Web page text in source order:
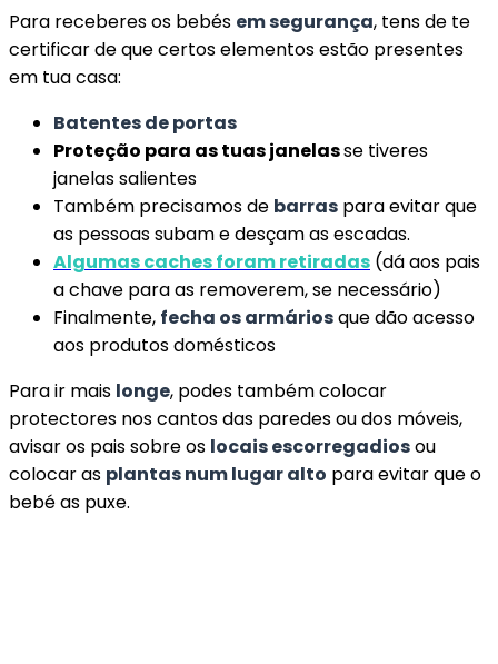
Para receberes os bebés em segurança, tens de te
certificar de que certos elementos estão presentes
em tua casa:
Batentes de portas
Proteção para as tuas janelasse tiveres
janelas salientes
Também precisamos de barras para evitar que
as pessoas subam e desçam as escadas.
Algumas caches foram retiradas (dá aos pais
a chave para as removerem, se necessário)
Finalmente, fecha os armáriosque dão acesso
aos produtos domésticos
Para ir mais longe, podes também colocar
protectores nos cantos das paredes ou dos móveis,
avisar os pais sobre os locais escorregadiosou
colocar as plantas num lugar alto para evitar que o
bebé as puxe.